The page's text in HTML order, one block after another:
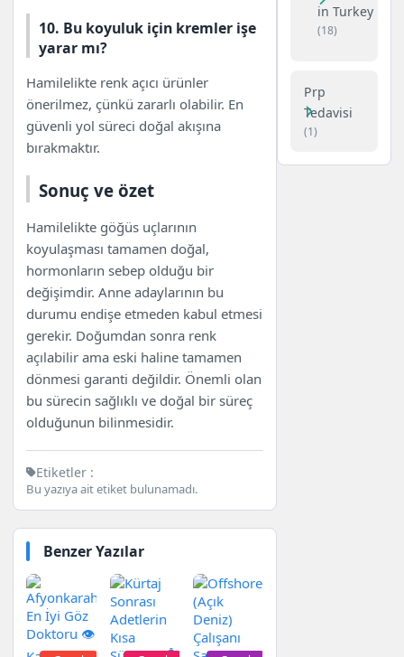
10. Bu koyuluk için kremler işe
yarar mı?
Hamilelikte renk açıcı ürünler
önerilmez, çünkü zararlı olabilir. En
güvenli yol süreci doğal akışına
bırakmaktır.
Sonuç ve özet
Hamilelikte göğüs uçlarının
koyulaşması tamamen doğal,
hormonların sebep olduğu bir
değişimdir. Anne adaylarının bu
durumu endişe etmeden kabul etmesi
gerekir. Doğumdan sonra renk
açılabilir ama eski haline tamamen
dönmesi garanti değildir. Önemli olan
bu sürecin sağlıklı ve doğal bir süreç
olduğunun bilinmesidir.
Etiketler :
Bu yazıya ait etiket bulunamadı.
Benzer Yazılar
in Turkey
(18)
Prp
Tedavisi
(1)